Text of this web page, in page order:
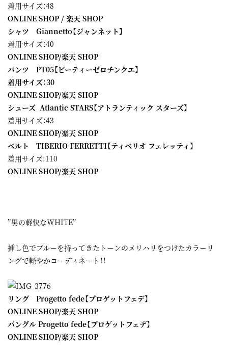
着用サイズ：48
ONLINE SHOP / 楽天 SHOP
シャツ Giannetto【ジャンネット】
着用サイズ：40
ONLINE SHOP/楽天 SHOP
パンツ PT05【ピーティーゼロチンクエ】
着用サイズ：30
ONLINE SHOP/楽天 SHOP
シューズ Atlantic STARS【アトランティック スターズ】
着用サイズ：43
ONLINE SHOP/楽天 SHOP
ベルト TIBERIO FERRETTI【ティベリオ フェレッティ】
着用サイズ:110
ONLINE SHOP/楽天 SHOP
”男の軽快なWHITE”
挿し色でブルーを持ってきたトーンのメリハリをつけたカラーリ
ングで軽やかコーディネート！！
リング Progetto fede【プロゲットフェデ】
ONLINE SHOP/楽天 SHOP
バングル Progetto fede【プロゲットフェデ】
ONLINE SHOP/楽天 SHOP